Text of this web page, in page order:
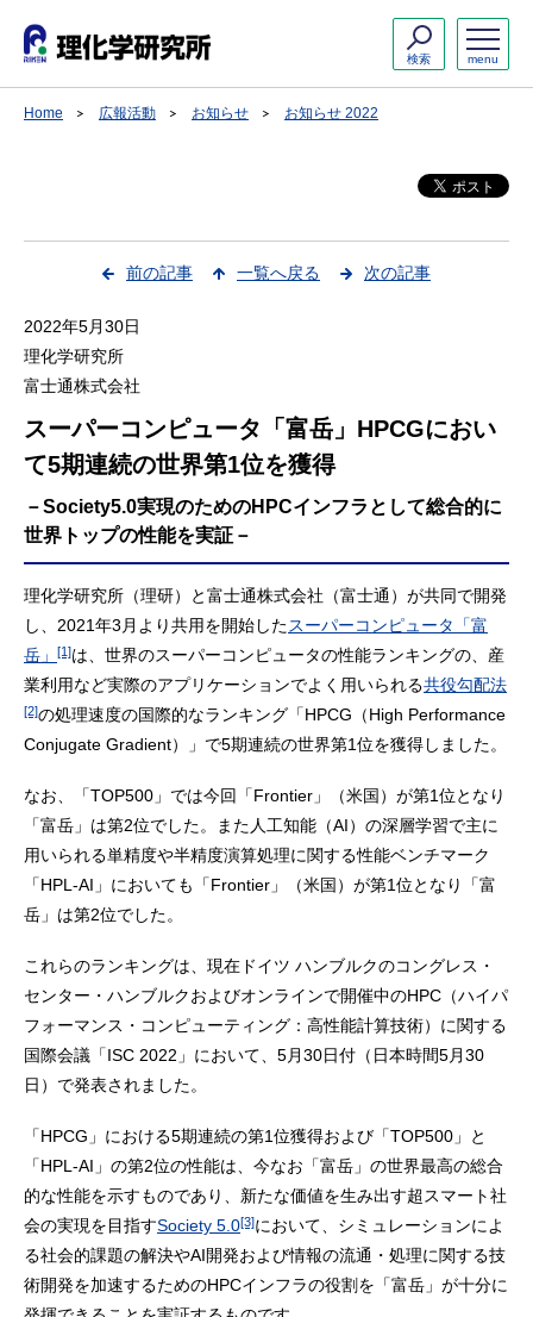
menu
検索
Home 広報活動 お知らせ お知らせ 2022
前の記事 一覧へ戻る 次の記事
2022年5月30日
理化学研究所
富士通株式会社
スーパーコンピュータ「富岳」HPCGにおい
て5期連続の世界第1位を獲得
－Society5.0実現のためのHPCインフラとして総合的に
世界トップの性能を実証－
理化学研究所（理研）と富士通株式会社（富士通）が共同で開発
し、2021年3月より共用を開始したスーパーコンピュータ「富
岳」
[1]は、世界のスーパーコンピュータの性能ランキングの、産
業利用など実際のアプリケーションでよく用いられる共役勾配法
[2]の処理速度の国際的なランキング「HPCG（High Performance
Conjugate Gradient）」で5期連続の世界第1位を獲得しました。
なお、「TOP500」では今回「Frontier」（米国）が第1位となり
「富岳」は第2位でした。また人工知能（AI）の深層学習で主に
用いられる単精度や半精度演算処理に関する性能ベンチマーク
「HPL-AI」においても「Frontier」（米国）が第1位となり「富
岳」は第2位でした。
これらのランキングは、現在ドイツ ハンブルクのコングレス・
センター・ハンブルクおよびオンラインで開催中のHPC（ハイパ
フォーマンス・コンピューティング：高性能計算技術）に関する
国際会議「ISC 2022」において、5月30日付（日本時間5月30
日）で発表されました。
「HPCG」における5期連続の第1位獲得および「TOP500」と
「HPL-AI」の第2位の性能は、今なお「富岳」の世界最高の総合
的な性能を示すものであり、新たな価値を生み出す超スマート社
会の実現を目指すSociety 5.0[3]において、シミュレーションによ
る社会的課題の解決やAI開発および情報の流通・処理に関する技
術開発を加速するためのHPCインフラの役割を「富岳」が十分に